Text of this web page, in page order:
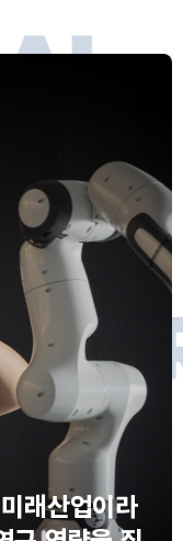
L
S
R
RE
TO
래산업이라